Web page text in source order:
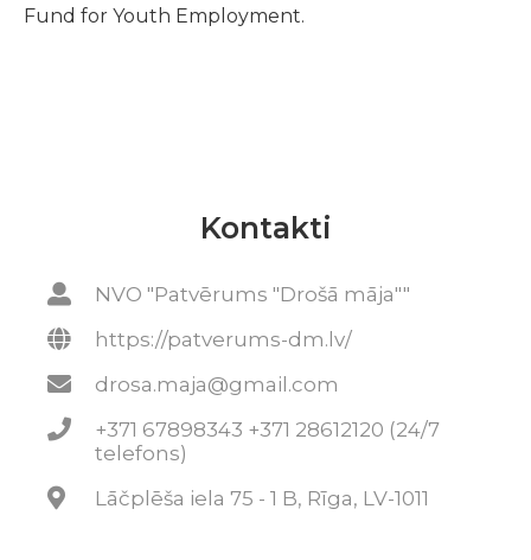
Fund for Youth Employment.
Kontakti
NVO "Patvērums "Drošā māja""
https://patverums-dm.lv/
drosa.maja@gmail.com
+371 67898343 +371 28612120 (24/7
telefons)
Lāčplēša iela 75 - 1 B, Rīga, LV-1011